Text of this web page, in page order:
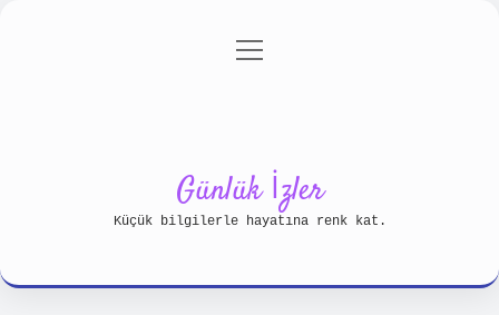
Gizlilik Politikası
menüyü
Günlük İzler
Küçük bilgilerle hayatına renk kat.